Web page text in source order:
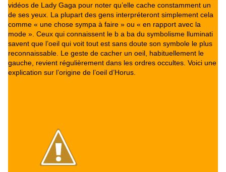
vidéos de Lady Gaga pour noter qu’elle cache constamment un
de ses yeux. La plupart des gens interpréteront simplement cela
comme « une chose sympa à faire » ou « en rapport avec la
mode ». Ceux qui connaissent le b a ba du symbolisme lluminati
savent que l’oeil qui voit tout est sans doute son symbole le plus
reconnaissable. Le geste de cacher un oeil, habituellement le
gauche, revient régulièrement dans les ordres occultes. Voici une
explication sur l’origine de l’oeil d’Horus.